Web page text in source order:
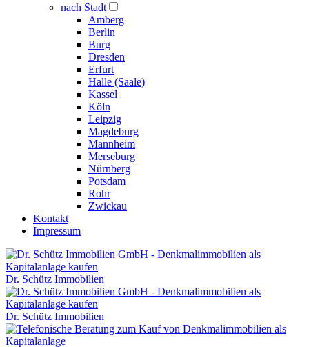
nach Stadt
Amberg
Berlin
Burg
Dresden
Erfurt
Halle (Saale)
Kassel
Köln
Leipzig
Magdeburg
Mannheim
Merseburg
Nürnberg
Potsdam
Rohr
Zwickau
Kontakt
Impressum
Dr. Schütz Immobilien
Dr. Schütz Immobilien